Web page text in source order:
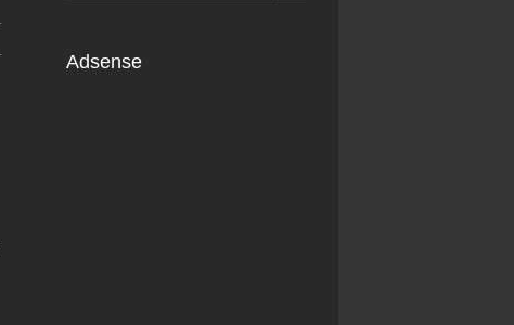
Adsense